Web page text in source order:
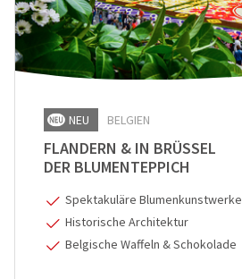
NEU BELGIEN
FLANDERN & IN BRÜSSEL
DER BLUMENTEPPICH
Spektakuläre Blumenkunstwerke
Historische Architektur
Belgische Waffeln & Schokolade